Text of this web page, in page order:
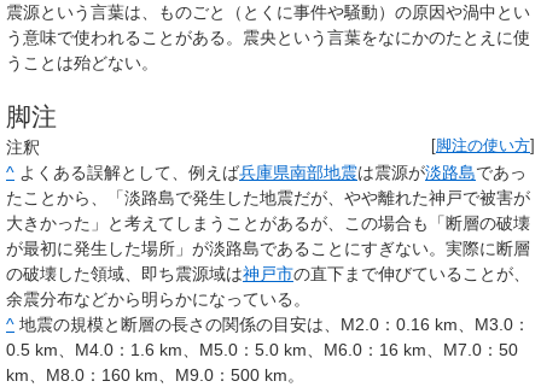
震源という言葉は、ものごと（とくに事件や騒動）の原因や渦中とい
う意味で使われることがある。震央という言葉をなにかのたとえに使
うことは殆どない。
脚注
脚注の使い方
注釈
^ よくある誤解として、例えば兵庫県南部地震は震源が淡路島であっ
たことから、「淡路島で発生した地震だが、やや離れた神戸で被害が
大きかった」と考えてしまうことがあるが、この場合も「断層の破壊
が最初に発生した場所」が淡路島であることにすぎない。実際に断層
の破壊した領域、即ち震源域は神戸市の直下まで伸びていることが、
余震分布などから明らかになっている。
^ 地震の規模と断層の長さの関係の目安は、M2.0：0.16 km、M3.0：
0.5 km、M4.0：1.6 km、M5.0：5.0 km、M6.0：16 km、M7.0：50
km、M8.0：160 km、M9.0：500 km。